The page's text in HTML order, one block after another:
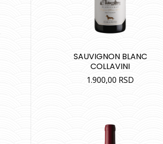
SAUVIGNON BLANC
COLLAVINI
1.900,00 RSD